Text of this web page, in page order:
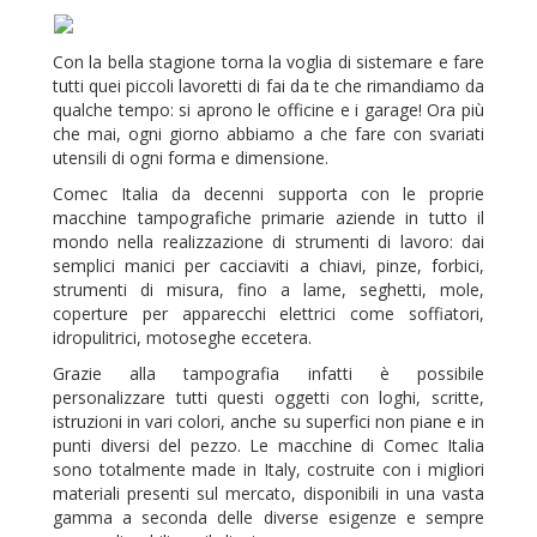
Con la bella stagione torna la voglia di sistemare e fare
tutti quei piccoli lavoretti di fai da te che rimandiamo da
qualche tempo: si aprono le officine e i garage! Ora più
che mai, ogni giorno abbiamo a che fare con svariati
utensili di ogni forma e dimensione.
Comec Italia da decenni supporta con le proprie
macchine tampografiche primarie aziende in tutto il
mondo nella realizzazione di strumenti di lavoro: dai
semplici manici per cacciaviti a chiavi, pinze, forbici,
strumenti di misura, fino a lame, seghetti, mole,
coperture per apparecchi elettrici come soffiatori,
idropulitrici, motoseghe eccetera.
Grazie alla tampografia infatti è possibile
personalizzare tutti questi oggetti con loghi, scritte,
istruzioni in vari colori, anche su superfici non piane e in
punti diversi del pezzo. Le macchine di Comec Italia
sono totalmente made in Italy, costruite con i migliori
materiali presenti sul mercato, disponibili in una vasta
gamma a seconda delle diverse esigenze e sempre